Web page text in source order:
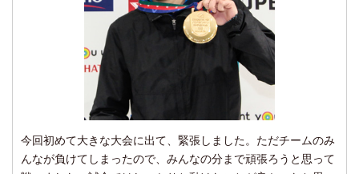
今回初めて大きな大会に出て、緊張しました。ただチームのみ
んなが負けてしまったので、みんなの分まで頑張ろうと思って